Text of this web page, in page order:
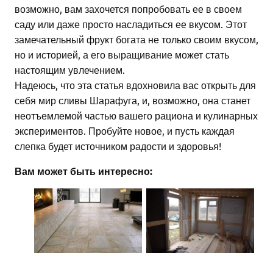
возможно, вам захочется попробовать ее в своем
саду или даже просто насладиться ее вкусом. Этот
замечательный фрукт богата не только своим вкусом,
но и историей, а его выращивание может стать
настоящим увлечением.
Надеюсь, что эта статья вдохновила вас открыть для
себя мир сливы Шарафуга, и, возможно, она станет
неотъемлемой частью вашего рациона и кулинарных
экспериментов. Пробуйте новое, и пусть каждая
слепка будет источником радости и здоровья!
Вам может быть интересно: